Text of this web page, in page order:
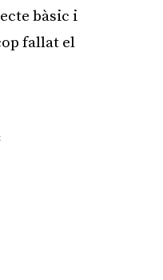
bàsic i
fallat el